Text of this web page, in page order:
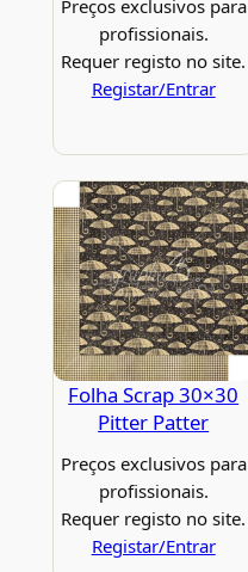
Preços exclusivos para
profissionais.
Requer registo no site.
Registar/Entrar
Folha Scrap 30×30
Pitter Patter
Preços exclusivos para
profissionais.
Requer registo no site.
Registar/Entrar